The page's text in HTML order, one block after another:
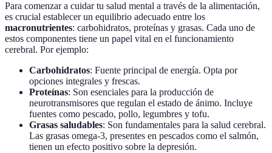
Para comenzar a cuidar tu salud mental a través de la alimentación,
es crucial establecer un equilibrio adecuado entre los
macronutrientes: carbohidratos, proteínas y grasas. Cada uno de
estos componentes tiene un papel vital en el funcionamiento
cerebral. Por ejemplo:
Carbohidratos: Fuente principal de energía. Opta por
opciones integrales y frescas.
Proteínas: Son esenciales para la producción de
neurotransmisores que regulan el estado de ánimo. Incluye
fuentes como pescado, pollo, legumbres y tofu.
Grasas saludables: Son fundamentales para la salud cerebral.
Las grasas omega-3, presentes en pescados como el salmón,
tienen un efecto positivo sobre la depresión.